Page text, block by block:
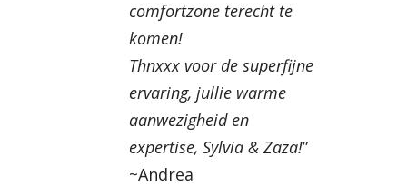
comfortzone terecht te
komen!
Thnxxx voor de superfijne
ervaring, jullie warme
aanwezigheid en
expertise, Sylvia & Zaza!”
~Andrea